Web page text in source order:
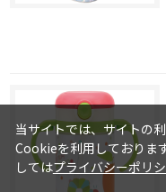
当サイトでは、サイトの
Cookieを利用しておりま
してはプライバシーポリ